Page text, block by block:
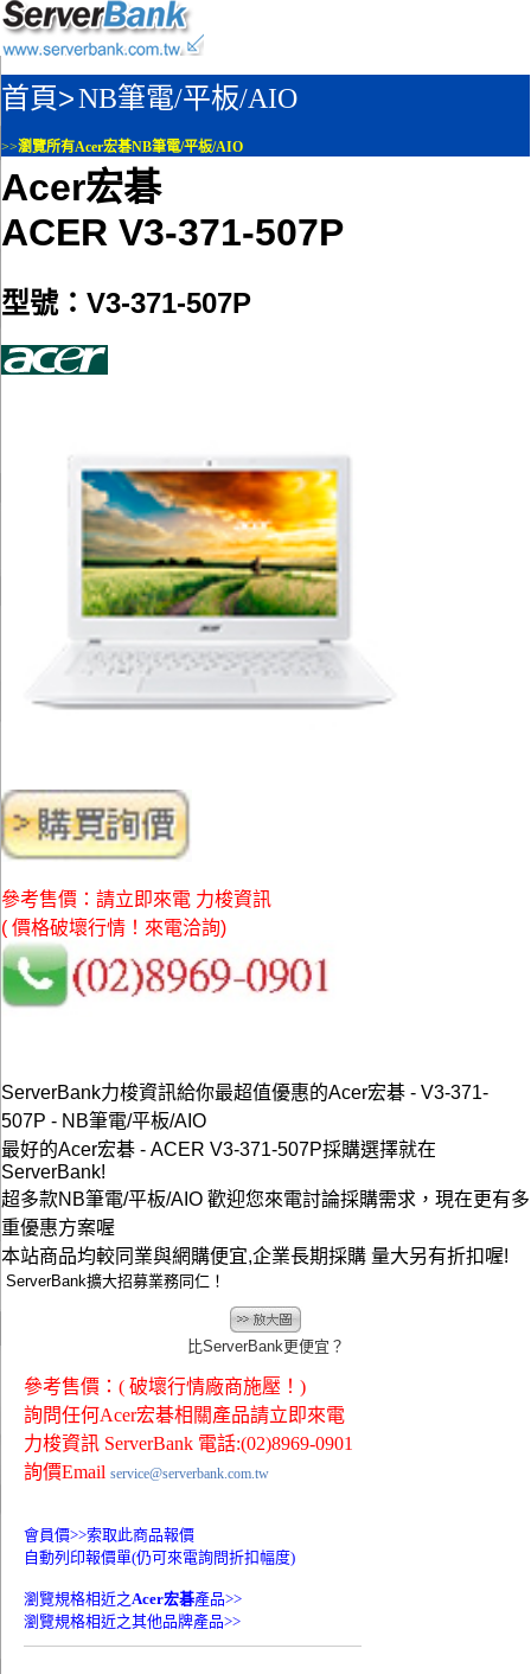
首頁>NB筆電/平板/AIO
>>瀏覽所有Acer宏碁NB筆電/平板/AIO
Acer宏碁
ACER V3-371-507P
型號：V3-371-507P
參考售價：請立即來電 力梭資訊
( 價格破壞行情！來電洽詢)
ServerBank力梭資訊給你最超值優惠的Acer宏碁 - V3-371-
507P - NB筆電/平板/AIO
最好的Acer宏碁 - ACER V3-371-507P採購選擇就在
ServerBank!
超多款NB筆電/平板/AIO 歡迎您來電討論採購需求，現在更有多
重優惠方案喔
本站商品均較同業與網購便宜,企業長期採購 量大另有折扣喔!
ServerBank擴大招募業務同仁！
比ServerBank更便宜？
參考售價：( 破壞行情廠商施壓！)
詢問任何Acer宏碁相關產品請立即來電
力梭資訊 ServerBank 電話:(02)8969-0901
詢價Email service@serverbank.com.tw
會員價>>索取此商品報價
自動列印報價單(仍可來電詢問折扣幅度)
瀏覽規格相近之Acer宏碁產品>>
瀏覽規格相近之其他品牌產品>>